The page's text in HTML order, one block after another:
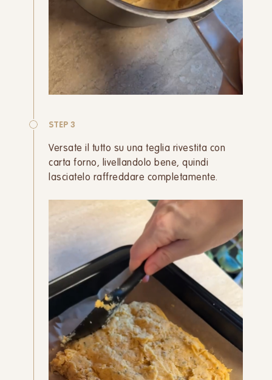
STEP 3
Versate il tutto su una teglia rivestita con
carta forno, livellandolo bene, quindi
lasciatelo raffreddare completamente.